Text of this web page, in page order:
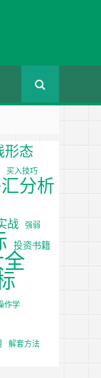
形态
买入技巧
分析
战 强弱
投资书籍
作学
解套方法